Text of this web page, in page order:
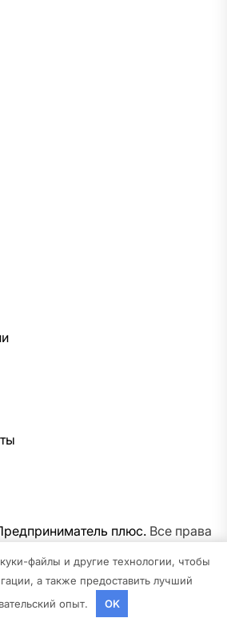
плюс. Все права
файлы и другие технологии, чтобы
а также предоставить лучший
опыт.
OK